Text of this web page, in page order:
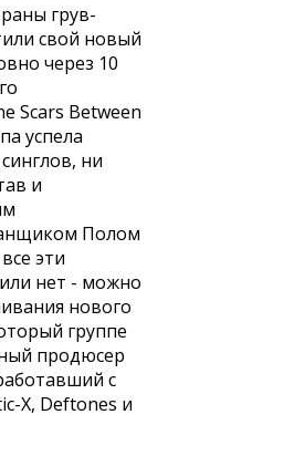
грув-
свой новый
через 10
Scars Between
успела
ни
и
Полом
эти
нет - можно
нового
группе
продюсер
с
X, Deftones и